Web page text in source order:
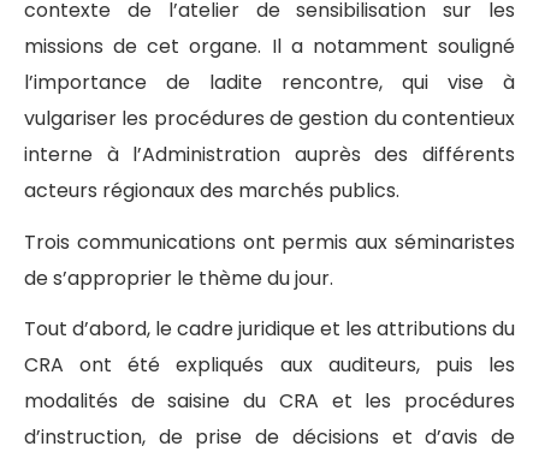
contexte de l’atelier de sensibilisation sur les
missions de cet organe. Il a notamment souligné
l’importance de ladite rencontre, qui vise à
vulgariser les procédures de gestion du contentieux
interne à l’Administration auprès des différents
acteurs régionaux des marchés publics.
Trois communications ont permis aux séminaristes
de s’approprier le thème du jour.
Tout d’abord, le cadre juridique et les attributions du
CRA ont été expliqués aux auditeurs, puis les
modalités de saisine du CRA et les procédures
d’instruction, de prise de décisions et d’avis de